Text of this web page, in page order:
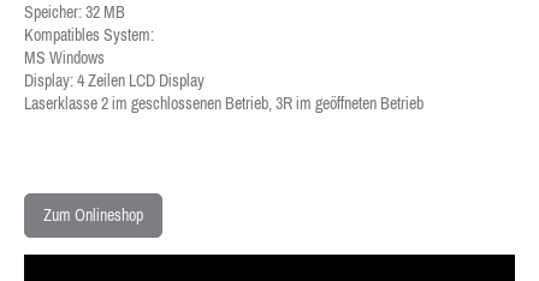
Speicher: 32 MB
Kompatibles System:
MS Windows
Display: 4 Zeilen LCD Display
Laserklasse 2 im geschlossenen Betrieb, 3R im geöffneten Betrieb
Zum Onlineshop